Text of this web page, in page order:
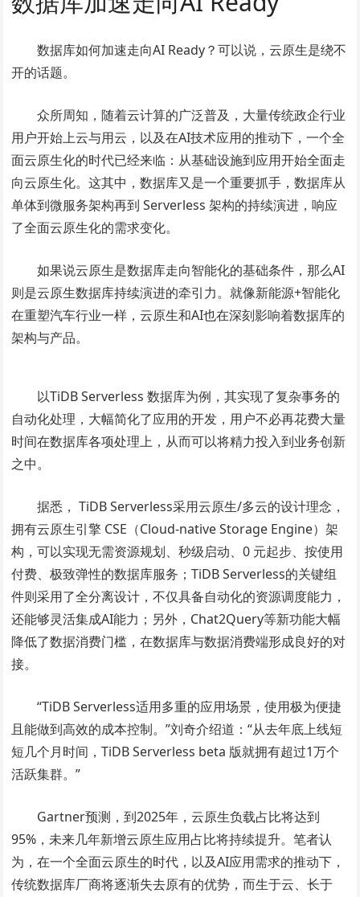
数据库如何加速走向AI Ready？可以说，云原生是绕不
开的话题。
众所周知，随着云计算的广泛普及，大量传统政企行业
用户开始上云与用云，以及在AI技术应用的推动下，一个全
面云原生化的时代已经来临：从基础设施到应用开始全面走
向云原生化。这其中，数据库又是一个重要抓手，数据库从
单体到微服务架构再到 Serverless 架构的持续演进，响应
了全面云原生化的需求变化。
如果说云原生是数据库走向智能化的基础条件，那么AI
则是云原生数据库持续演进的牵引力。就像新能源+智能化
在重塑汽车行业一样，云原生和AI也在深刻影响着数据库的
架构与产品。
以TiDB Serverless 数据库为例，其实现了复杂事务的
自动化处理，大幅简化了应用的开发，用户不必再花费大量
时间在数据库各项处理上，从而可以将精力投入到业务创新
之中。
据悉， TiDB Serverless采用云原生/多云的设计理念，
拥有云原生引擎 CSE（Cloud-native Storage Engine）架
构，可以实现无需资源规划、秒级启动、0 元起步、按使用
付费、极致弹性的数据库服务；TiDB Serverless的关键组
件则采用了全分离设计，不仅具备自动化的资源调度能力，
还能够灵活集成AI能力；另外，Chat2Query等新功能大幅
降低了数据消费门槛，在数据库与数据消费端形成良好的对
接。
“TiDB Serverless适用多重的应用场景，使用极为便捷
且能做到高效的成本控制。”刘奇介绍道：“从去年底上线短
短几个月时间，TiDB Serverless beta 版就拥有超过1万个
活跃集群。”
Gartner预测，到2025年，云原生负载占比将达到
95%，未来几年新增云原生应用占比将持续提升。笔者认
为，在一个全面云原生的时代，以及AI应用需求的推动下，
传统数据库厂商将逐渐失去原有的优势，而生于云、长于